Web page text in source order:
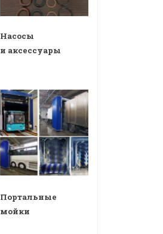
Насосы
и аксессуары
Портальные
мойки